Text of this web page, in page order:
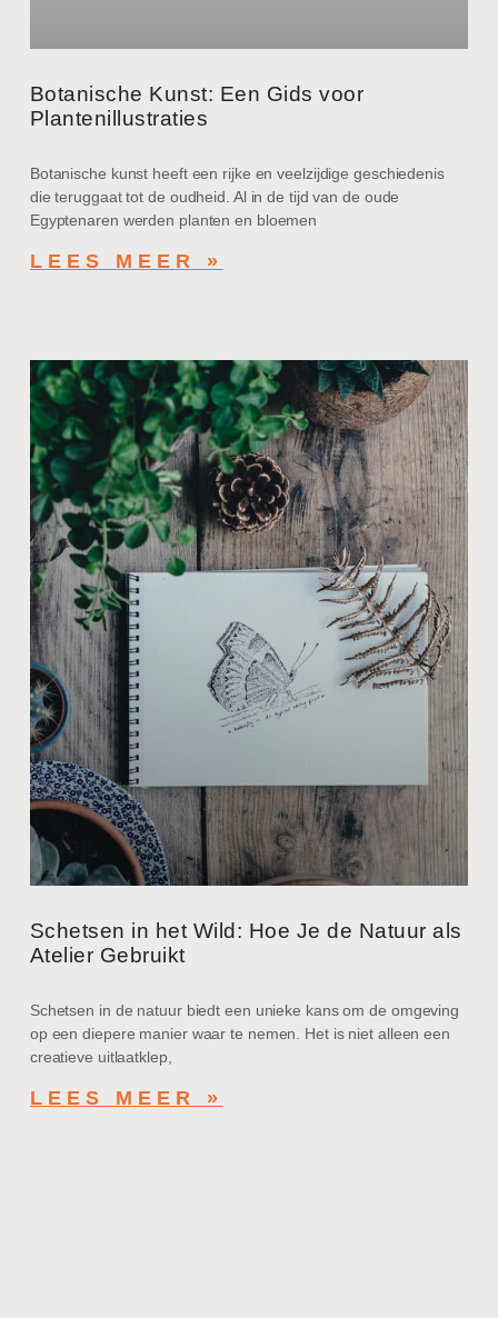
Botanische Kunst: Een Gids voor
Plantenillustraties
Botanische kunst heeft een rijke en veelzijdige geschiedenis
die teruggaat tot de oudheid. Al in de tijd van de oude
Egyptenaren werden planten en bloemen
LEES MEER »
Schetsen in het Wild: Hoe Je de Natuur als
Atelier Gebruikt
Schetsen in de natuur biedt een unieke kans om de omgeving
op een diepere manier waar te nemen. Het is niet alleen een
creatieve uitlaatklep,
LEES MEER »